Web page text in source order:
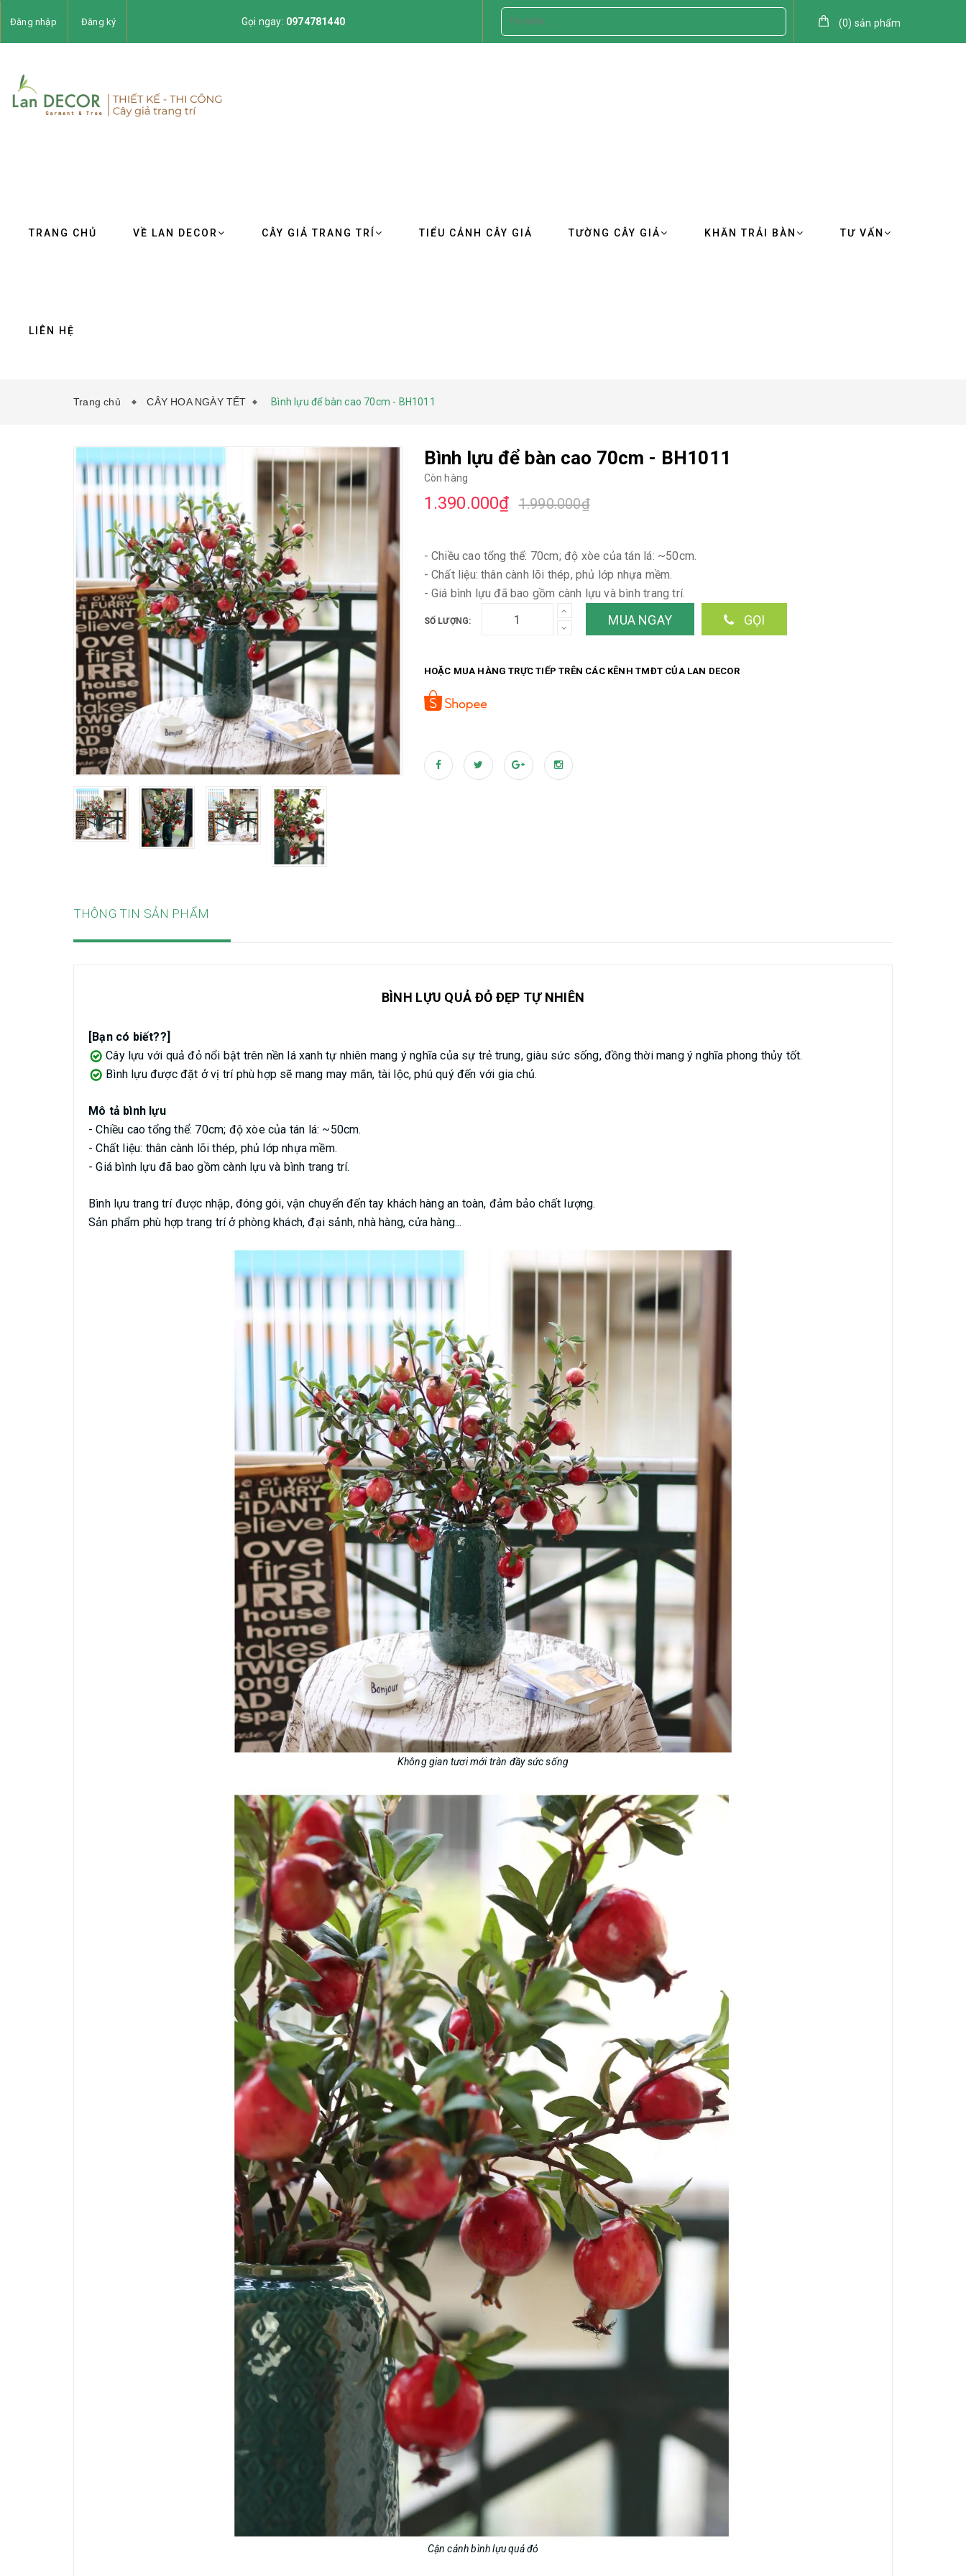
Đăng nhập Đăng ký Gọi ngay: 0974781440 (0) sản phẩm
TRANG CHỦ VỀ LAN DECOR CÂY GIẢ TRANG TRÍ TIỂU CẢNH CÂY GIẢ TƯỜNG CÂY GIẢ KHĂN TRẢI BÀN TƯ VẤN
LIÊN HỆ
Trang chủ CÂY HOA NGÀY TẾT Bình lựu để bàn cao 70cm - BH1011
Bình lựu để bàn cao 70cm - BH1011
Còn hàng
1.390.000₫ 1.990.000₫
- Chiều cao tổng thể: 70cm; độ xòe của tán lá: ~50cm.
- Chất liệu: thân cành lõi thép, phủ lớp nhựa mềm.
- Giá bình lựu đã bao gồm cành lựu và bình trang trí.
SỐ LƯỢNG: MUA NGAY GỌI
HOẶC MUA HÀNG TRỰC TIẾP TRÊN CÁC KÊNH TMĐT CỦA LAN DECOR
THÔNG TIN SẢN PHẨM
BÌNH LỰU QUẢ ĐỎ ĐẸP TỰ NHIÊN
[Bạn có biết??]
Cây lựu với quả đỏ nổi bật trên nền lá xanh tự nhiên mang ý nghĩa của sự trẻ trung, giàu sức sống, đồng thời mang ý nghĩa phong thủy tốt.
Bình lựu được đặt ở vị trí phù hợp sẽ mang may mắn, tài lộc, phú quý đến với gia chủ.
Mô tả bình lựu
- Chiều cao tổng thể: 70cm; độ xòe của tán lá: ~50cm.
- Chất liệu: thân cành lõi thép, phủ lớp nhựa mềm.
- Giá bình lựu đã bao gồm cành lựu và bình trang trí.
Bình lựu trang trí được nhập, đóng gói, vận chuyển đến tay khách hàng an toàn, đảm bảo chất lượng.
Sản phẩm phù hợp trang trí ở phòng khách, đại sảnh, nhà hàng, cửa hàng...
Không gian tươi mới tràn đầy sức sống
Cận cảnh bình lựu quả đỏ